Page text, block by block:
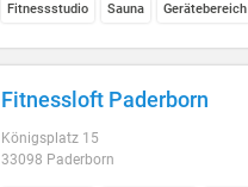
Fitnessstudio Sauna Gerätebereich
Fitnessloft Paderborn
Königsplatz 15
33098 Paderborn